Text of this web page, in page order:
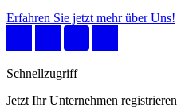
Erfahren Sie jetzt mehr über Uns!
Schnellzugriff
Jetzt Ihr Unternehmen registrieren